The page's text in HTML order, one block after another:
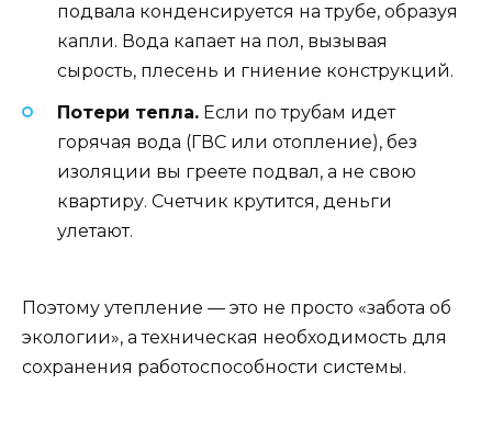
подвала конденсируется на трубе, образуя
капли. Вода капает на пол, вызывая
сырость, плесень и гниение конструкций.
Потери тепла. Если по трубам идет
горячая вода (ГВС или отопление), без
изоляции вы греете подвал, а не свою
квартиру. Счетчик крутится, деньги
улетают.
Поэтому утепление — это не просто «забота об
экологии», а техническая необходимость для
сохранения работоспособности системы.